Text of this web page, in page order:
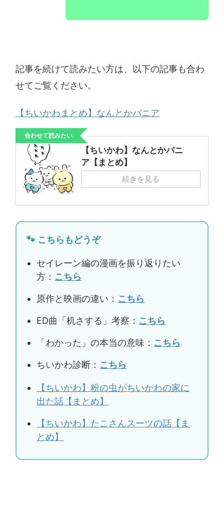
記事を続けて読みたい方は、以下の記事も合わ
せてご覧ください。
【ちいかわまとめ】なんとかバニア
合わせて読みたい
【ちいかわ】なんとかバニ
ア【まとめ】
続きを見る
🐾 こちらもどうぞ
セイレーン編の漫画を振り返りたい
方： こちら
原作と映画の違い： こちら
ED曲「机さする」考察： こちら
「わかった」の本当の意味： こちら
ちいかわ診断： こちら
【ちいかわ】粉の虫がちいかわの家に
出た話【まとめ】
【ちいかわ】たこさんスーツの話【ま
とめ】